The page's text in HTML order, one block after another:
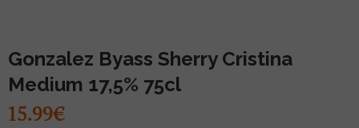
Gonzalez Byass Sherry Cristina
Medium 17,5% 75cl
15.99€